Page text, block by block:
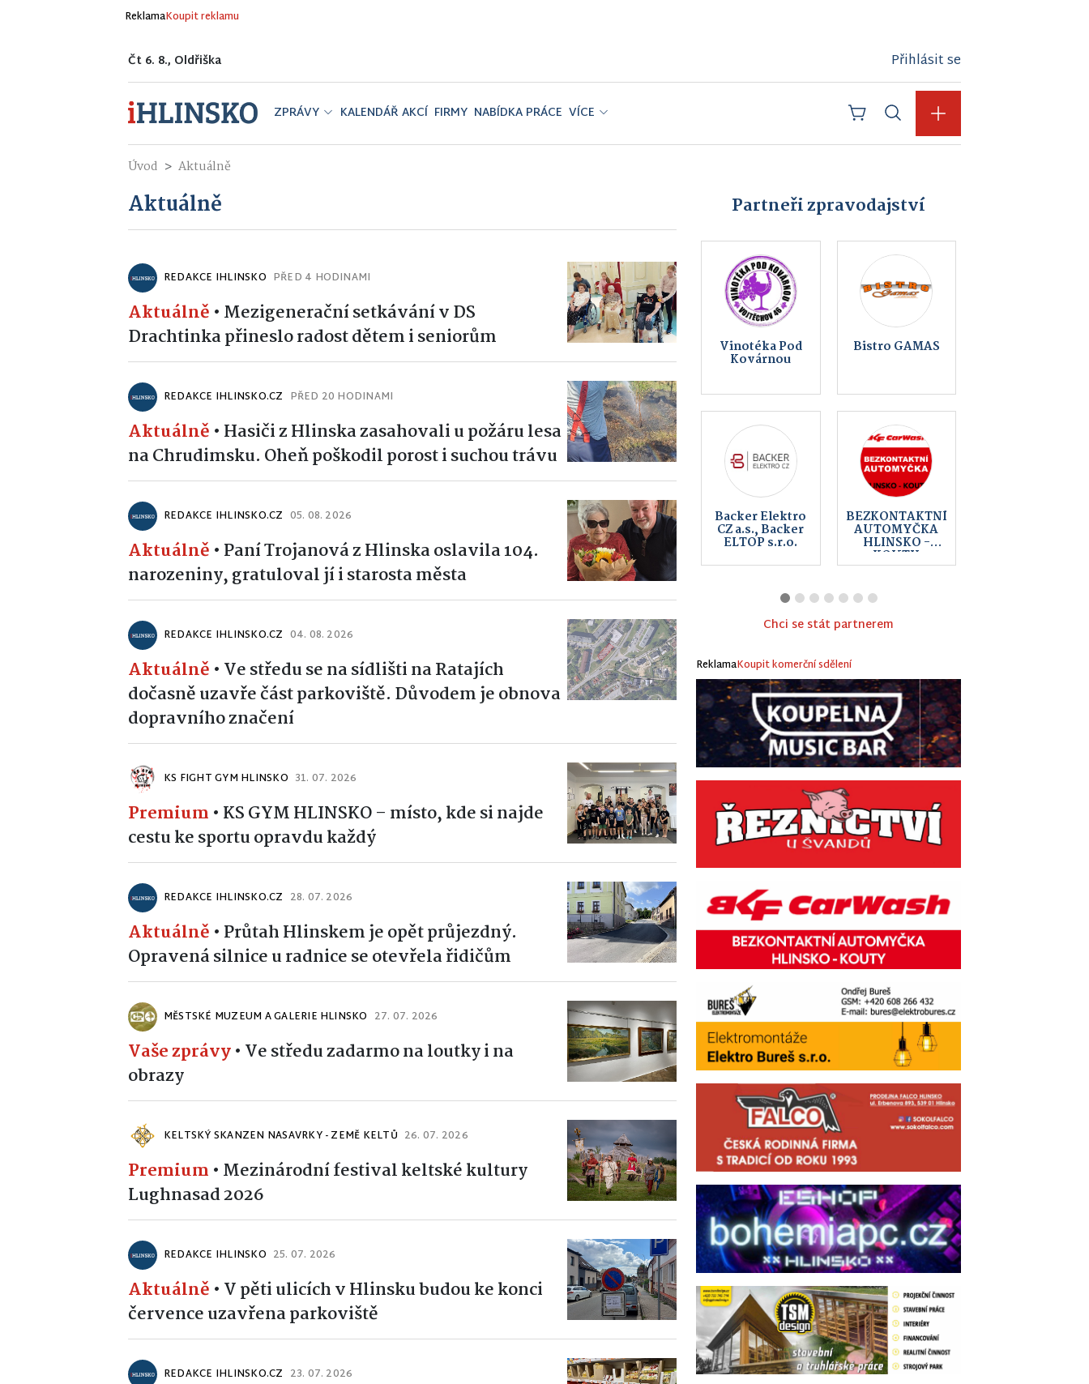
ReklamaKoupit reklamu
Čt 6. 8., Oldřiška Přihlásit se
ZPRÁVY KALENDÁŘ AKCÍ FIRMY NABÍDKA PRÁCE VÍCE
Úvod Aktuálně
Aktuálně
REDAKCE IHLINSKO PŘED 4 HODINAMI
Aktuálně • Mezigenerační setkávání v DS
Drachtinka přineslo radost dětem i seniorům
REDAKCE IHLINSKO.CZ PŘED 20 HODINAMI
Aktuálně • Hasiči z Hlinska zasahovali u požáru lesa
na Chrudimsku. Oheň poškodil porost i suchou trávu
REDAKCE IHLINSKO.CZ 05. 08. 2026
Aktuálně • Paní Trojanová z Hlinska oslavila 104.
narozeniny, gratuloval jí i starosta města
REDAKCE IHLINSKO.CZ 04. 08. 2026
Aktuálně • Ve středu se na sídlišti na Ratajích
dočasně uzavře část parkoviště. Důvodem je obnova
dopravního značení
KS FIGHT GYM HLINSKO 31. 07. 2026
Premium • KS GYM HLINSKO – místo, kde si najde
cestu ke sportu opravdu každý
REDAKCE IHLINSKO.CZ 28. 07. 2026
Aktuálně • Průtah Hlinskem je opět průjezdný.
Opravená silnice u radnice se otevřela řidičům
MĚSTSKÉ MUZEUM A GALERIE HLINSKO 27. 07. 2026
Vaše zprávy• Ve středu zadarmo na loutky i na
obrazy
KELTSKÝ SKANZEN NASAVRKY - ZEMĚ KELTŮ 26. 07. 2026
Premium • Mezinárodní festival keltské kultury
Lughnasad 2026
REDAKCE IHLINSKO 25. 07. 2026
Aktuálně • V pěti ulicích v Hlinsku budou ke konci
července uzavřena parkoviště
REDAKCE IHLINSKO.CZ 23. 07. 2026
Partneři zpravodajství
Jatky Český
Brod a.s. |
Obec
Sportovní
střelnice
Hlinsko
Pujc-auto.cz
Chci se stát partnerem
ReklamaKoupit komerční sdělení